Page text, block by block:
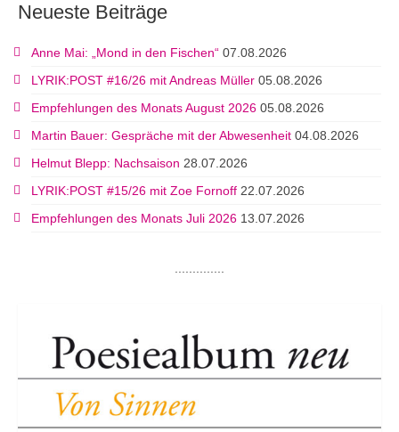
Neueste Beiträge
Anne Mai: „Mond in den Fischen“ 07.08.2026
LYRIK:POST #16/26 mit Andreas Müller 05.08.2026
Empfehlungen des Monats August 2026 05.08.2026
Martin Bauer: Gespräche mit der Abwesenheit 04.08.2026
Helmut Blepp: Nachsaison 28.07.2026
LYRIK:POST #15/26 mit Zoe Fornoff 22.07.2026
Empfehlungen des Monats Juli 2026 13.07.2026
..............